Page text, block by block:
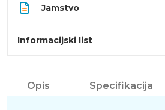
Jamstvo
Informacijski list
Opis Specifikacija